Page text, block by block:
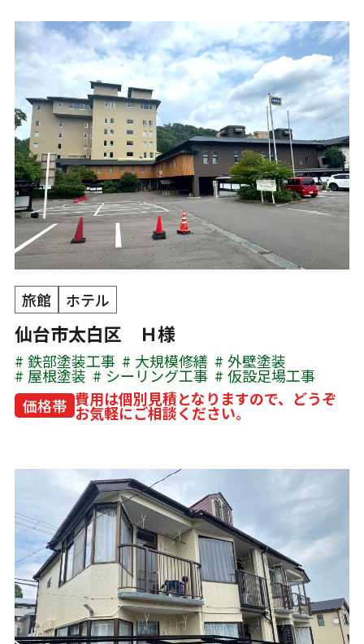
旅館 ホテル
仙台市太白区 Ｈ様
鉄部塗装工事 大規模修繕 外壁塗装
屋根塗装 シーリング工事
仮設足場工事
価格帯 費用は個別見積となりますので、どうぞ
お気軽にご相談ください。